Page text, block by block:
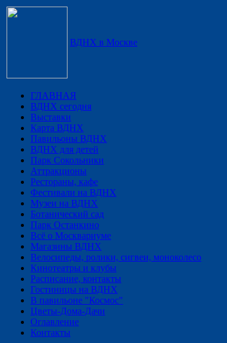
ВДНХ в Москве
ГЛАВНАЯ
ВДНХ сегодня
Выставки
Карта ВДНХ
Павильоны ВДНХ
ВДНХ для детей
Парк Сокольники
Аттракционы
Рестораны, кафе
Фестивали на ВДНХ
Музеи на ВДНХ
Ботанический сад
Парк Останкино
Всё о Москвариуме
Магазины ВДНХ
Велосипеды, ролики, сигвеи, моноколесо
Кинотеатры и клубы
Расписание, контакты
Гостиницы на ВДНХ
В павильоне "Космос"
Цветы-Дома-Дачи
Оглавление
Контакты